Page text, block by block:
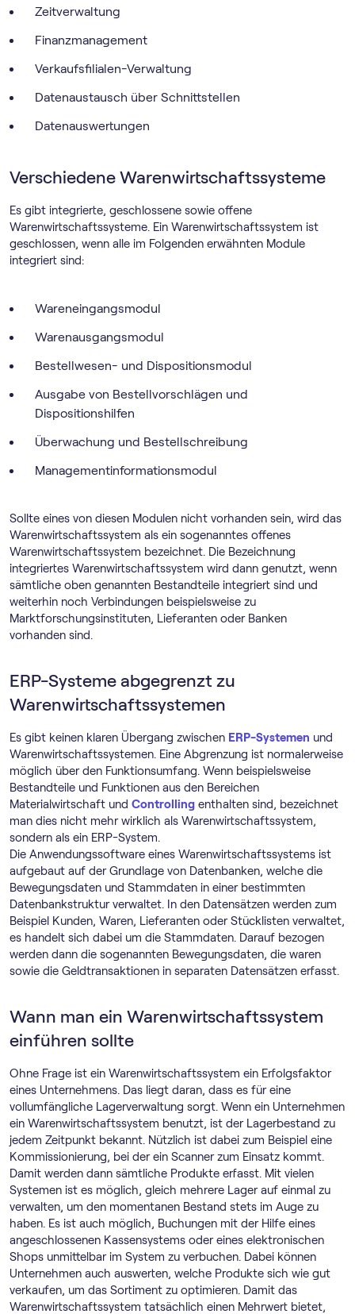
Zeitverwaltung
Finanzmanagement
Verkaufsfilialen-Verwaltung
Datenaustausch über Schnittstellen
Datenauswertungen
Verschiedene Warenwirtschaftssysteme
Es gibt integrierte, geschlossene sowie offene
Warenwirtschaftssysteme. Ein Warenwirtschaftssystem ist
geschlossen, wenn alle im Folgenden erwähnten Module
integriert sind:
Wareneingangsmodul
Warenausgangsmodul
Bestellwesen- und Dispositionsmodul
Ausgabe von Bestellvorschlägen und
Dispositionshilfen
Überwachung und Bestellschreibung
Managementinformationsmodul
Sollte eines von diesen Modulen nicht vorhanden sein, wird das
Warenwirtschaftssystem als ein sogenanntes offenes
Warenwirtschaftssystem bezeichnet. Die Bezeichnung
integriertes Warenwirtschaftssystem wird dann genutzt, wenn
sämtliche oben genannten Bestandteile integriert sind und
weiterhin noch Verbindungen beispielsweise zu
Marktforschungsinstituten, Lieferanten oder Banken
vorhanden sind.
ERP-Systeme abgegrenzt zu
Warenwirtschaftssystemen
Es gibt keinen klaren Übergang zwischen ERP-Systemen und
Warenwirtschaftssystemen. Eine Abgrenzung ist normalerweise
möglich über den Funktionsumfang. Wenn beispielsweise
Bestandteile und Funktionen aus den Bereichen
Materialwirtschaft und Controlling enthalten sind, bezeichnet
man dies nicht mehr wirklich als Warenwirtschaftssystem,
sondern als ein ERP-System.
Die Anwendungssoftware eines Warenwirtschaftssystems ist
aufgebaut auf der Grundlage von Datenbanken, welche die
Bewegungsdaten und Stammdaten in einer bestimmten
Datenbankstruktur verwaltet. In den Datensätzen werden zum
Beispiel Kunden, Waren, Lieferanten oder Stücklisten verwaltet,
es handelt sich dabei um die Stammdaten. Darauf bezogen
werden dann die sogenannten Bewegungsdaten, die waren
sowie die Geldtransaktionen in separaten Datensätzen erfasst.
Wann man ein Warenwirtschaftssystem
einführen sollte
Ohne Frage ist ein Warenwirtschaftssystem ein Erfolgsfaktor
eines Unternehmens. Das liegt daran, dass es für eine
vollumfängliche Lagerverwaltung sorgt. Wenn ein Unternehmen
ein Warenwirtschaftssystem benutzt, ist der Lagerbestand zu
jedem Zeitpunkt bekannt. Nützlich ist dabei zum Beispiel eine
Kommissionierung, bei der ein Scanner zum Einsatz kommt.
Damit werden dann sämtliche Produkte erfasst. Mit vielen
Systemen ist es möglich, gleich mehrere Lager auf einmal zu
verwalten, um den momentanen Bestand stets im Auge zu
haben. Es ist auch möglich, Buchungen mit der Hilfe eines
angeschlossenen Kassensystems oder eines elektronischen
Shops unmittelbar im System zu verbuchen. Dabei können
Unternehmen auch auswerten, welche Produkte sich wie gut
verkaufen, um das Sortiment zu optimieren. Damit das
Warenwirtschaftssystem tatsächlich einen Mehrwert bietet,